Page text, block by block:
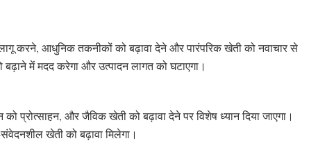
करने, आधुनिक तकनीकों को बढ़ावा देने और पारंपरिक खेती को नवाचार से
में मदद करेगा और उत्पादन लागत को घटाएगा।
प्रोत्साहन, और जैविक खेती को बढ़ावा देने पर विशेष ध्यान दिया जाएगा।
खेती को बढ़ावा मिलेगा।